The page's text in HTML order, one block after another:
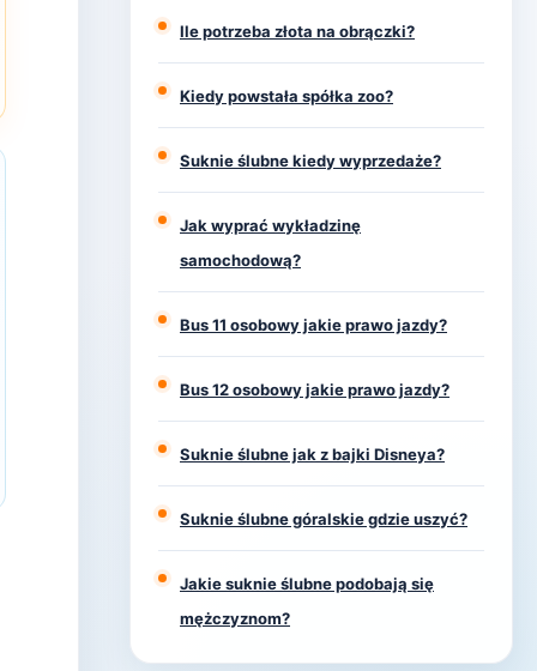
Ile potrzeba złota na obrączki?
Kiedy powstała spółka zoo?
Suknie ślubne kiedy wyprzedaże?
Jak wyprać wykładzinę
samochodową?
Bus 11 osobowy jakie prawo jazdy?
Bus 12 osobowy jakie prawo jazdy?
Suknie ślubne jak z bajki Disneya?
Suknie ślubne góralskie gdzie uszyć?
Jakie suknie ślubne podobają się
mężczyznom?